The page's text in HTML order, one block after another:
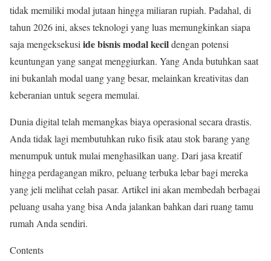
tidak memiliki modal jutaan hingga miliaran rupiah. Padahal, di
tahun 2026 ini, akses teknologi yang luas memungkinkan siapa
saja mengeksekusi ide bisnis modal kecildengan potensi
keuntungan yang sangat menggiurkan. Yang Anda butuhkan saat
ini bukanlah modal uang yang besar, melainkan kreativitas dan
keberanian untuk segera memulai.
Dunia digital telah memangkas biaya operasional secara drastis.
Anda tidak lagi membutuhkan ruko fisik atau stok barang yang
menumpuk untuk mulai menghasilkan uang. Dari jasa kreatif
hingga perdagangan mikro, peluang terbuka lebar bagi mereka
yang jeli melihat celah pasar. Artikel ini akan membedah berbagai
peluang usaha yang bisa Anda jalankan bahkan dari ruang tamu
rumah Anda sendiri.
Contents